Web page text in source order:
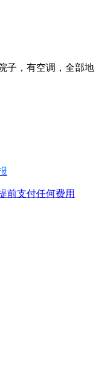
子，有空调，全部地
前支付任何费用